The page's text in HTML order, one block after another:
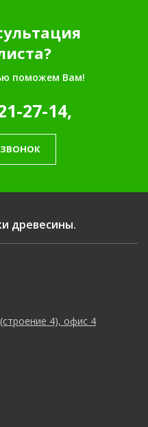
поможем Вам!
27-14,
древесины.
4), офис 4